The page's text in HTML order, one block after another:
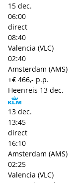
15 dec.
06:00
direct
08:40
Valencia (VLC)
02:40
Amsterdam (AMS)
+€ 466,- p.p.
Heenreis 13 dec.
13 dec.
13:45
direct
16:10
Amsterdam (AMS)
02:25
Valencia (VLC)